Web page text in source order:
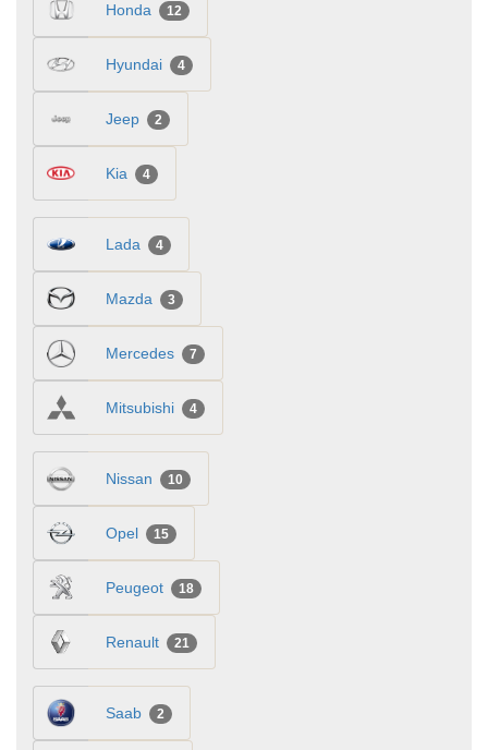
Honda 12
Hyundai 4
Jeep 2
Kia 4
Lada 4
Mazda 3
Mercedes 7
Mitsubishi 4
Nissan 10
Opel 15
Peugeot 18
Renault 21
Saab 2